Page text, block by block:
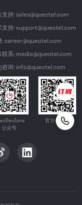
支持: sales@quectel.com
支持: support@quectel.com
: career@quectel.com
联系: media@quectel.com
咨询: info@quectel.com
公众号
官方公众号